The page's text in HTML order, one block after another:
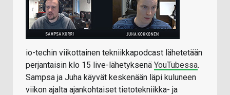
io-techin viikottainen tekniikkapodcast lähetetään
perjantaisin klo 15 live-lähetyksenä YouTubessa.
Sampsa ja Juha käyvät keskenään läpi kuluneen
viikon ajalta ajankohtaiset tietotekniikka- ja